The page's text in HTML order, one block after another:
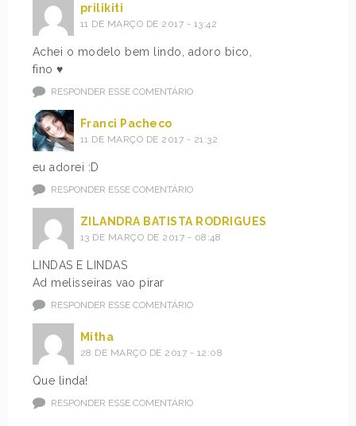
prilikiti
11 DE MARÇO DE 2017 - 13:42
Achei o modelo bem lindo, adoro bico,
fino ♥
RESPONDER ESSE COMENTÁRIO
Franci Pacheco
11 DE MARÇO DE 2017 - 21:32
eu adorei :D
RESPONDER ESSE COMENTÁRIO
ZILANDRA BATISTA RODRIGUES
13 DE MARÇO DE 2017 - 08:48
LINDAS E LINDAS
Ad melisseiras vao pirar
RESPONDER ESSE COMENTÁRIO
Mitha
28 DE MARÇO DE 2017 - 12:08
Que linda!
RESPONDER ESSE COMENTÁRIO